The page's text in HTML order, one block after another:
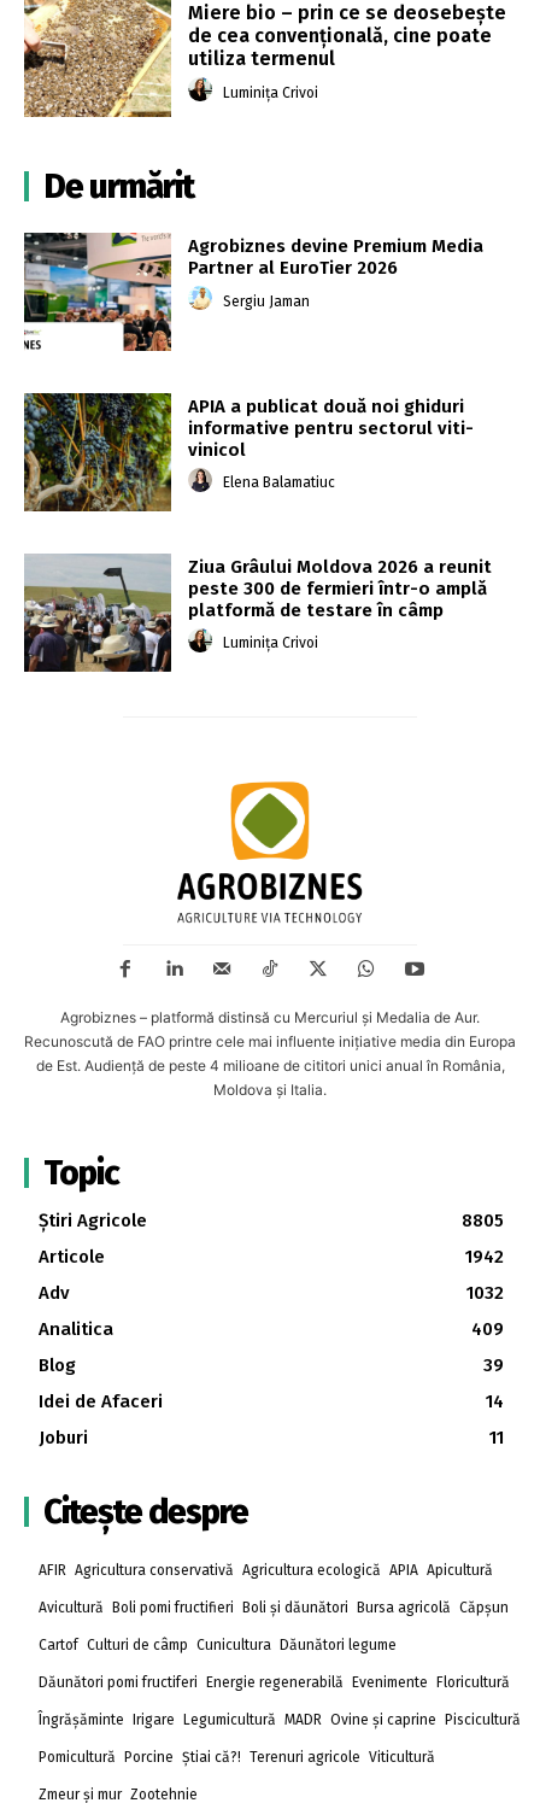
Miere bio – prin ce se deosebește
de cea convențională, cine poate
utiliza termenul
Luminița Crivoi
De urmărit
Agrobiznes devine Premium Media
Partner al EuroTier 2026
Sergiu Jaman
APIA a publicat două noi ghiduri
informative pentru sectorul viti-
vinicol
Elena Balamatiuc
Ziua Grâului Moldova 2026 a reunit
peste 300 de fermieri într-o amplă
platformă de testare în câmp
Luminița Crivoi
Agrobiznes – platformă distinsă cu Mercuriul și Medalia de Aur.
Recunoscută de FAO printre cele mai influente inițiative media din Europa
de Est. Audiență de peste 4 milioane de cititori unici anual în România,
Moldova și Italia.
Topic
Știri Agricole
8805
Articole
1942
Adv
1032
Analitica
409
Blog
39
Idei de Afaceri
14
Joburi
11
Citește despre
AFIR Agricultura conservativă Agricultura ecologică APIA Apicultură
Avicultură Boli pomi fructifieri Boli și dăunători Bursa agricolă Căpșun
Cartof Culturi de câmp Cunicultura Dăunători legume
Dăunători pomi fructiferi Energie regenerabilă Evenimente Floricultură
Îngrășăminte Irigare Legumicultură MADR Ovine și caprine Piscicultură
Pomicultură Porcine Știai că?! Terenuri agricole Viticultură
Zmeur și mur Zootehnie